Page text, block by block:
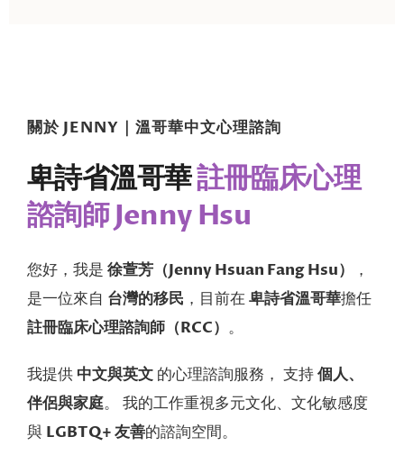
關於 JENNY｜溫哥華中文心理諮詢
卑詩省溫哥華註冊臨床心理
諮詢師 Jenny Hsu
您好，我是 徐萱芳（Jenny Hsuan Fang Hsu）
，
是一位來自 台灣的移民 ，目前在卑詩省溫哥華擔任
註冊臨床心理諮詢師（RCC） 。
我提供 中文與英文 的心理諮詢服務， 支持個人、
伴侶與家庭。 我的工作重視多元文化、文化敏感度
與 LGBTQ+ 友善的諮詢空間。